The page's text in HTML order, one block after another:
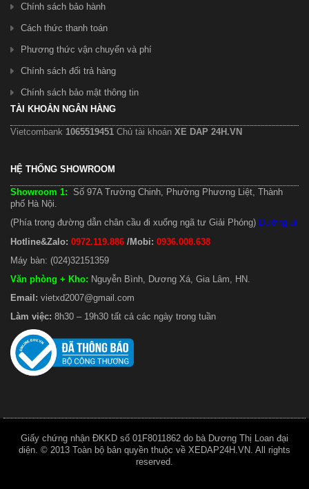
Chính sách bảo hành
Cách thức thanh toán
Phương thức vận chuyển và phí
Chính sách đổi trả hàng
Chính sách bảo mật thông tin
TÀI KHOẢN NGÂN HÀNG
Vietcombank 1065519451 Chủ tài khoản XE DAP 24H.VN
HỆ THỐNG SHOWROOM
Showroom 1: Số 97A Trường Chinh, Phường Phương Liệt, Thành
phố Hà Nội.
(Phía trong đường dẫn chân cầu đi xuống ngã tư Giải Phóng) Đường đi
Hotline&Zalo: 0972.119.886 /Mobi: 0936.008.638
Máy bàn: (024)32151359
Văn phòng + Kho: Nguyễn Bình, Dương Xá, Gia Lâm, HN.
Email: vietxd2007@gmail.com
Làm việc: 8h30 – 19h30 tất cả các ngày trong tuần
Giấy chứng nhận ĐKKD số 01F8011862 do bà Dương Thị Loan đại
diện. © 2013 Toàn bộ bản quyền thuộc về XEDAP24H.VN. All rights
reserved.